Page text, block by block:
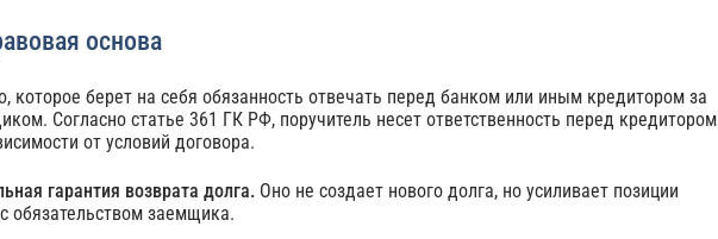
основа
которое берет на себя обязанность отвечать перед банком или иным кредитором за
Согласно статье 361 ГК РФ, поручитель несет ответственность перед кредитором
от условий договора.
гарантия возврата долга. Оно не создает нового долга, но усиливает позиции
обязательством заемщика.